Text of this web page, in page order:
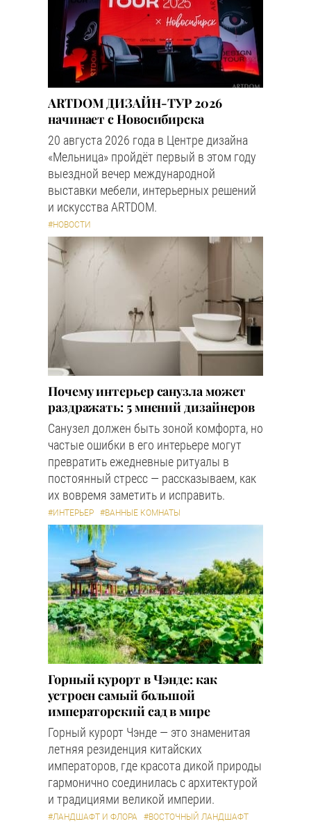
ARTDOM ДИЗАЙН-ТУР 2026
начинает с Новосибирска
20 августа 2026 года в Центре дизайна
«Мельница» пройдёт первый в этом году
выездной вечер международной
выставки мебели, интерьерных решений
и искусства ARTDOM.
#НОВОСТИ
Почему интерьер санузла может
раздражать: 5 мнений дизайнеров
Санузел должен быть зоной комфорта, но
частые ошибки в его интерьере могут
превратить ежедневные ритуалы в
постоянный стресс — рассказываем, как
их вовремя заметить и исправить.
#ИНТЕРЬЕР #ВАННЫЕ КОМНАТЫ
Горный курорт в Чэнде: как
устроен самый большой
императорский сад в мире
Горный курорт Чэнде — это знаменитая
летняя резиденция китайских
императоров, где красота дикой природы
гармонично соединилась с архитектурой
и традициями великой империи.
#ЛАНДШАФТ И ФЛОРА #ВОСТОЧНЫЙ ЛАНДШАФТ